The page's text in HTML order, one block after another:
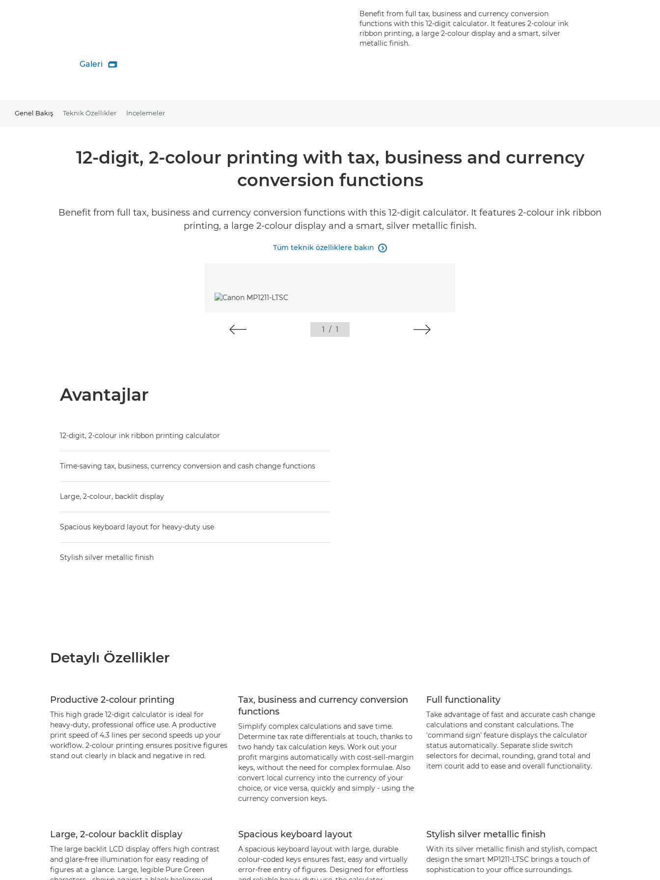
Galeri 
Benefit from full tax, business and currency conversion
functions with this 12-digit calculator. It features 2-colour ink
ribbon printing, a large 2-colour display and a smart, silver
metallic finish.
Genel Bakış Teknik Özellikler İncelemeler
12-digit, 2-colour printing with tax, business and currency
conversion functions
Benefit from full tax, business and currency conversion functions with this 12-digit calculator. It features 2-colour ink ribbon
printing, a large 2-colour display and a smart, silver metallic finish.
Tüm teknik özelliklere bakın 
1 / 1
Avantajlar
12-digit, 2-colour ink ribbon printing calculator
Time-saving tax, business, currency conversion and cash change functions
Large, 2-colour, backlit display
Spacious keyboard layout for heavy-duty use
Stylish silver metallic finish
Detaylı Özellikler
Productive 2-colour printing
This high grade 12-digit calculator is ideal for
heavy-duty, professional office use. A productive
print speed of 4.3 lines per second speeds up your
workflow. 2-colour printing ensures positive figures
stand out clearly in black and negative in red.
Tax, business and currency conversion
functions
Simplify complex calculations and save time.
Determine tax rate differentials at touch, thanks to
two handy tax calculation keys. Work out your
profit margins automatically with cost-sell-margin
keys, without the need for complex formulae. Also
convert local currency into the currency of your
choice, or vice versa, quickly and simply - using the
currency conversion keys.
Full functionality
Take advantage of fast and accurate cash change
calculations and constant calculations. The
'command sign' feature displays the calculator
status automatically. Separate slide switch
selectors for decimal, rounding, grand total and
item count add to ease and overall functionality.
Large, 2-colour backlit display
The large backlit LCD display offers high contrast
and glare-free illumination for easy reading of
figures at a glance. Large, legible Pure Green
Spacious keyboard layout
A spacious keyboard layout with large, durable
colour-coded keys ensures fast, easy and virtually
error-free entry of figures. Designed for effortless
Stylish silver metallic finish
With its silver metallic finish and stylish, compact
design the smart MP1211-LTSC brings a touch of
sophistication to your office surroundings.